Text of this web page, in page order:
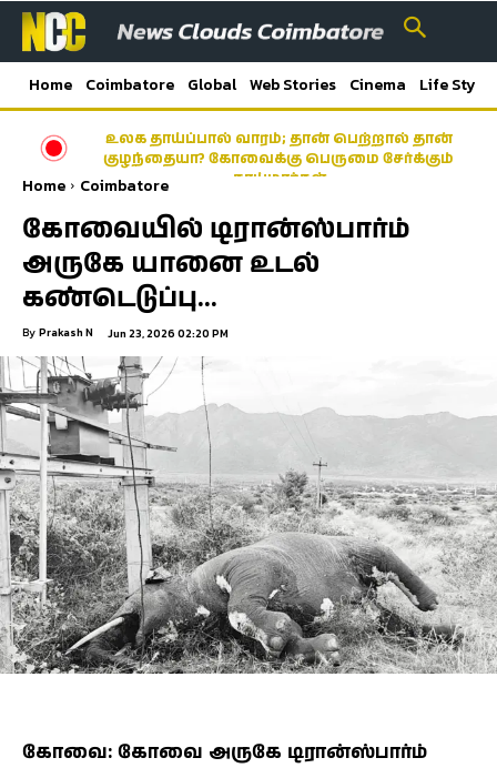
Home Coimbatore Global Web Stories Cinema Life Style
உலக தாய்ப்பால் வாரம்; தான் பெற்றால் தான்
குழந்தையா? கோவைக்கு பெருமை சேர்க்கும்
தாய்மார்கள்
Home Coimbatore
கோவையில் டிரான்ஸ்பார்ம்
அருகே யானை உடல்
கண்டெடுப்பு…
By Prakash N Jun 23, 2026 02:20 PM
கோவை: கோவை அருகே டிரான்ஸ்பார்ம்